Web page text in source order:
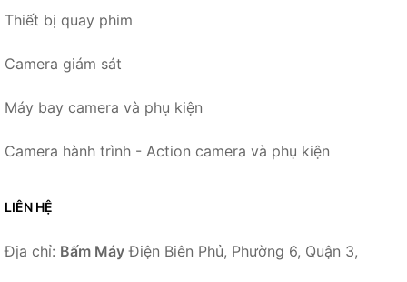
Thiết bị quay phim
Camera giám sát
Máy bay camera và phụ kiện
Camera hành trình - Action camera và phụ kiện
LIÊN HỆ
Địa chỉ: Bấm Máy Điện Biên Phủ, Phường 6, Quận 3,